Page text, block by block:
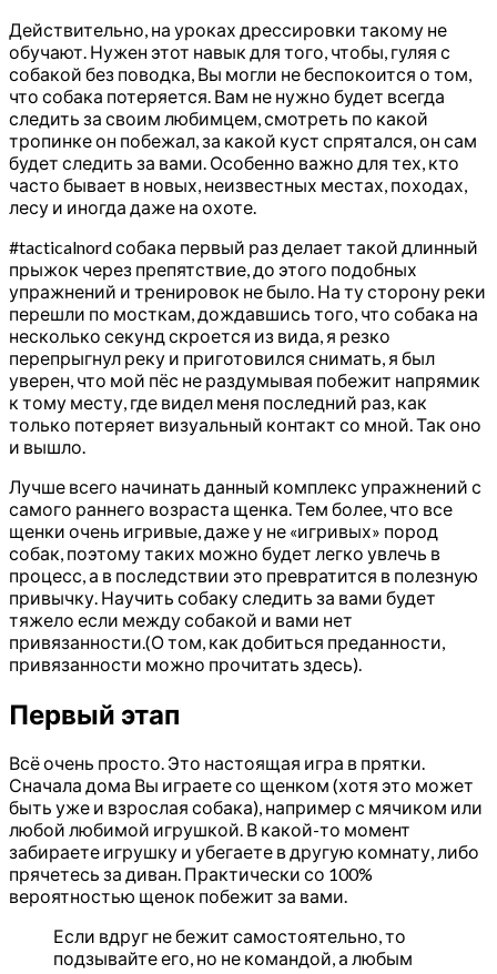
Действительно, на уроках дрессировки такому не
обучают. Нужен этот навык для того, чтобы, гуляя с
собакой без поводка, Вы могли не беспокоится о том,
что собака потеряется. Вам не нужно будет всегда
следить за своим любимцем, смотреть по какой
тропинке он побежал, за какой куст спрятался, он сам
будет следить за вами. Особенно важно для тех, кто
часто бывает в новых, неизвестных местах, походах,
лесу и иногда даже на охоте.
#tacticalnord собака первый раз делает такой длинный
прыжок через препятствие, до этого подобных
упражнений и тренировок не было. На ту сторону реки
перешли по мосткам, дождавшись того, что собака на
несколько секунд скроется из вида, я резко
перепрыгнул реку и приготовился снимать, я был
уверен, что мой пёс не раздумывая побежит напрямик
к тому месту, где видел меня последний раз, как
только потеряет визуальный контакт со мной. Так оно
и вышло.
Лучше всего начинать данный комплекс упражнений с
самого раннего возраста щенка. Тем более, что все
щенки очень игривые, даже у не «игривых» пород
собак, поэтому таких можно будет легко увлечь в
процесс, а в последствии это превратится в полезную
привычку. Научить собаку следить за вами будет
тяжело если между собакой и вами нет
привязанности.(О том, как добиться преданности,
привязанности можно прочитать здесь).
Первый этап
Всё очень просто. Это настоящая игра в прятки.
Сначала дома Вы играете со щенком (хотя это может
быть уже и взрослая собака), например с мячиком или
любой любимой игрушкой. В какой-то момент
забираете игрушку и убегаете в другую комнату, либо
прячетесь за диван. Практически со 100%
вероятностью щенок побежит за вами.
Если вдруг не бежит самостоятельно, то
подзывайте его, но не командой, а любым